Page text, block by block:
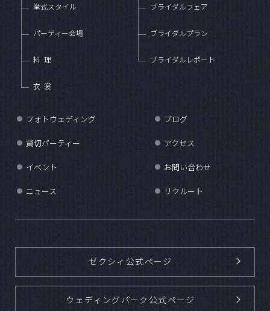
挙式スタイル
パーティー会場
料理
衣裳
ブライダルフェア
ブライダルプラン
ブライダルレポート
● フォトウェディング
● 貸切パーティー
● イベント
● ニュース
● ブログ
● アクセス
● お問い合わせ
● リクルート
ゼクシィ公式ページ
ウェディングパーク公式ページ